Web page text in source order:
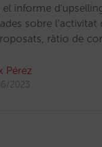
informe
sobre
ràtio de
Pérez
2023